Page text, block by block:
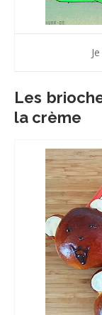
Les
la crème